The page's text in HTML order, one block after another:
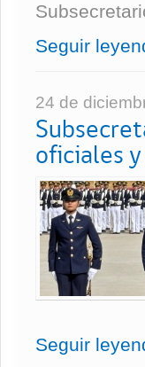
Seguir
24 de
oficiales
Seguir